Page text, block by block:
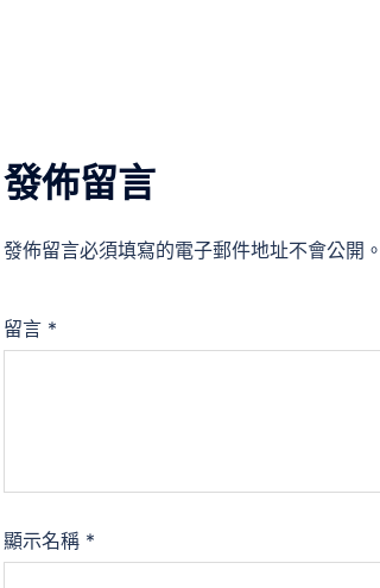
發佈留言
發佈留言必須填寫的電子郵件地址不會公開。
留言 *
顯示名稱 *